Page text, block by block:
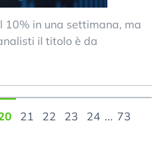
10% in una settimana, ma
il titolo è da
21 22 23 24 ... 73